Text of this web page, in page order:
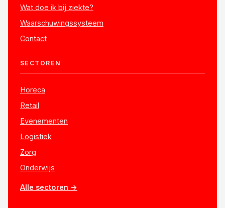
Wat doe ik bij ziekte?
Waarschuwingssysteem
Contact
SECTOREN
Horeca
Retail
Evenementen
Logistiek
Zorg
Onderwijs
Alle sectoren →